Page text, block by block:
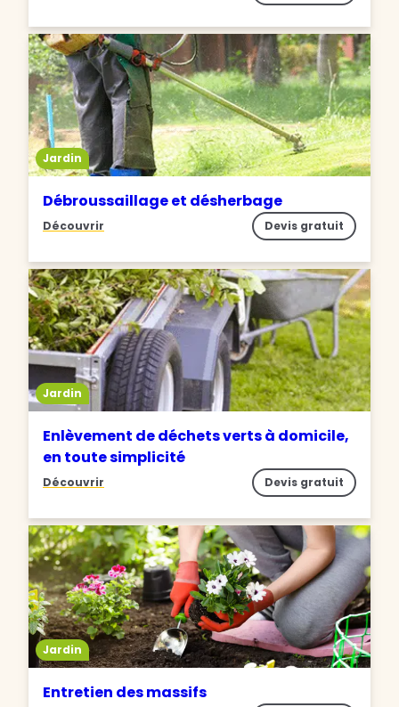
Jardin
Débroussaillage et désherbage
Découvrir Devis gratuit
Jardin
Enlèvement de déchets verts à domicile,
en toute simplicité
Découvrir Devis gratuit
Jardin
Entretien des massifs